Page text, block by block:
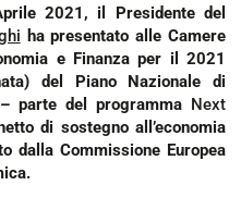
2021, il Presidente del
ha presentato alle Camere
e Finanza per il 2021
del Piano Nazionale di
parte del programma Next
di sostegno all’economia
dalla Commissione Europea